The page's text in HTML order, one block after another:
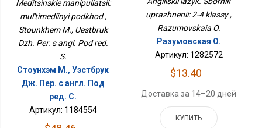
Подход
Meditsinskie manipuliatsii:
mul'timediinyi podkhod ,
Stounkhem M., Uestbruk
Dzh. Per. s angl. Pod red.
S.
Стоунхэм М., Уэстбрук
Дж. Пер. с англ. Под
ред. С.
Артикул: 1184554
uprazhnenii: 2-4 klassy ,
Razumovskaia O.
Разумовская О.
Артикул: 1282572
$13.40
Доставка за 14–20 дней
КУПИТЬ